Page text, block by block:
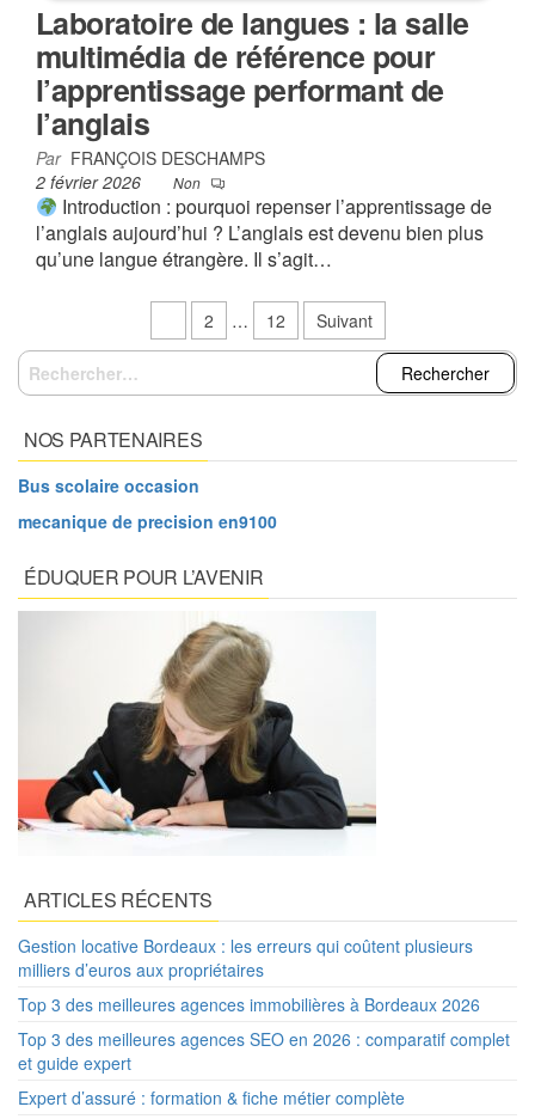
Laboratoire de langues : la salle
multimédia de référence pour
l’apprentissage performant de
l’anglais
Par FRANÇOIS DESCHAMPS
2 février 2026
Non
Introduction : pourquoi repenser l’apprentissage de
l’anglais aujourd’hui ? L’anglais est devenu bien plus
qu’une langue étrangère. Il s’agit…
Pagination
des
publications
2 … 12
Suivant
Rechercher :
NOS PARTENAIRES
Bus scolaire occasion
mecanique de precision en9100
ÉDUQUER POUR L’AVENIR
ARTICLES RÉCENTS
Gestion locative Bordeaux : les erreurs qui coûtent plusieurs
milliers d’euros aux propriétaires
Top 3 des meilleures agences immobilières à Bordeaux 2026
Top 3 des meilleures agences SEO en 2026 : comparatif complet
et guide expert
Expert d’assuré : formation & fiche métier complète